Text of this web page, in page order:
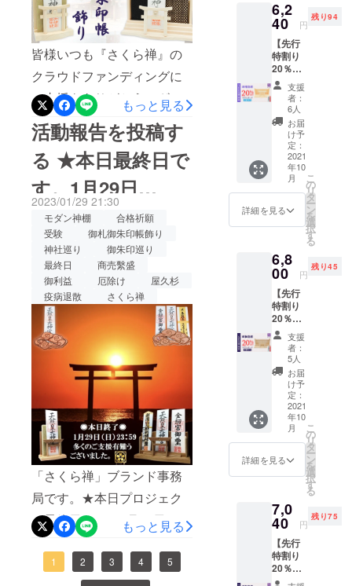
多くの方々に「水晶和紙」
御朱印帳をお届けできよう
に頑張りますので、SNSな
どでの拡散にご協力を頂け
ますと幸いです。引き続
き、宜しくお願い致しま
す。【水晶和紙】に満願成
就をご祈願！ 繰返しご愛用
して頂ける一生モノの御朱
印帳プロジェクトチーム一
皆様いつも『さくら禅』の
クラウドファンディングに
ご支援をありがとうござい
ます。本日は「大安吉日と
お金にご縁のある巳の日の
W縁起日」です！ご要望に
お応えし、今年も「白松」
モダン神棚のプロジェクト
を再掲載致します。今回、
超早割をご支援頂きました
皆様には、特典といたしま
して、1300年以上の歴史を
誇る！日本三大和紙の１つ
「美濃手漉き和紙」謹製の
神具「雲」をプレゼントし
ます！プロジェクトページ
URLhttps://camp-
fire.jp/projects/view/725338
より多くの方々に「白松」
モダン神棚をお届けできよ
うに頑張りますので、SNS
などでの拡散にご協力を頂
けますと幸いです。引き続
き、宜しくお願い致しま
す。❖神様の居場所❖神様
もっと見る
活動報告を投稿す
る ★本日最終日で
す。1月29日
（日）23時59分迄
★【◉再登場】❖神
様の居場所❖ 神木
屋久杉で作った
「御札 御朱印帳」
飾り！
2023/01/29 21:30
モダン神棚
合格祈願
受験
御札御朱印帳飾り
神社巡り
御朱印巡り
最終日
商売繫盛
御利益
厄除け
屋久杉
疫病退散
さくら禅
「さくら禅」ブランド事務
局です。★本日プロジェク
ト最終日です。1月29日
（日）23時59分迄★◉プロ
ジェクトも残りあとわずか
もっと見る
1 2 3 4 5
致しま
す。
ニ・水
晶あ
り） ×
１社 ■
特典：
特製オ
リジナ
ル「黄
金の開
運根
付」 ×
１点 ※
製造状
況によ
り出荷
時期が
遅れる
致しま
す。
売価
格：
4,800円
（税・
送料
込）の
【20％
OFF】
⇒3,840
円
（税・
送料
込） ■
明神鳥
居付き
御朱印
帳お祀
ニ・水
晶あ
り） ×
１社 ■
特典：
特製オ
リジナ
ル「黄
金の開
運根
付」 ×
１点 ※
製造状
況によ
り出荷
時期が
遅れる
致しま
す。
6,2
40 円
残り94
【先行
特割り
20％】
神明鳥
居・御
朱印帳
お祀り
スタン
ド（ス
タン
ダー
ド・水
晶あ
り） ★
特典付
き★
【100名
限定】
■一般販
売価
格：
7,800円
（税・
送料
込）の
【20％
OFF】
⇒6,240
（税・
送料
込） ■
神明鳥
居付き
ンド
（スタ
ンダー
ド・水
晶あ
り） ×
支援
者：
6人
お届
け予
定：
2021
年10
月
詳細を見る
こ
の
リ
タ
ー
ン
を
選
択
す
る
6,8
00 円
残り45
【先行
特割り
20％】
明神鳥
居・御
朱印帳
お祀り
スタン
ド（ス
タン
ダー
ド・水
晶な
し）★
特典付
き★
限定】
■一般販
売価
格：
8,500円
（税・
送料
支援
者：
5人
お届
け予
定：
2021
年10
月
詳細を見る
こ
の
リ
タ
ー
ン
を
選
択
す
る
7,0
40 円
残り75
【先行
特割り
20％】
明神鳥